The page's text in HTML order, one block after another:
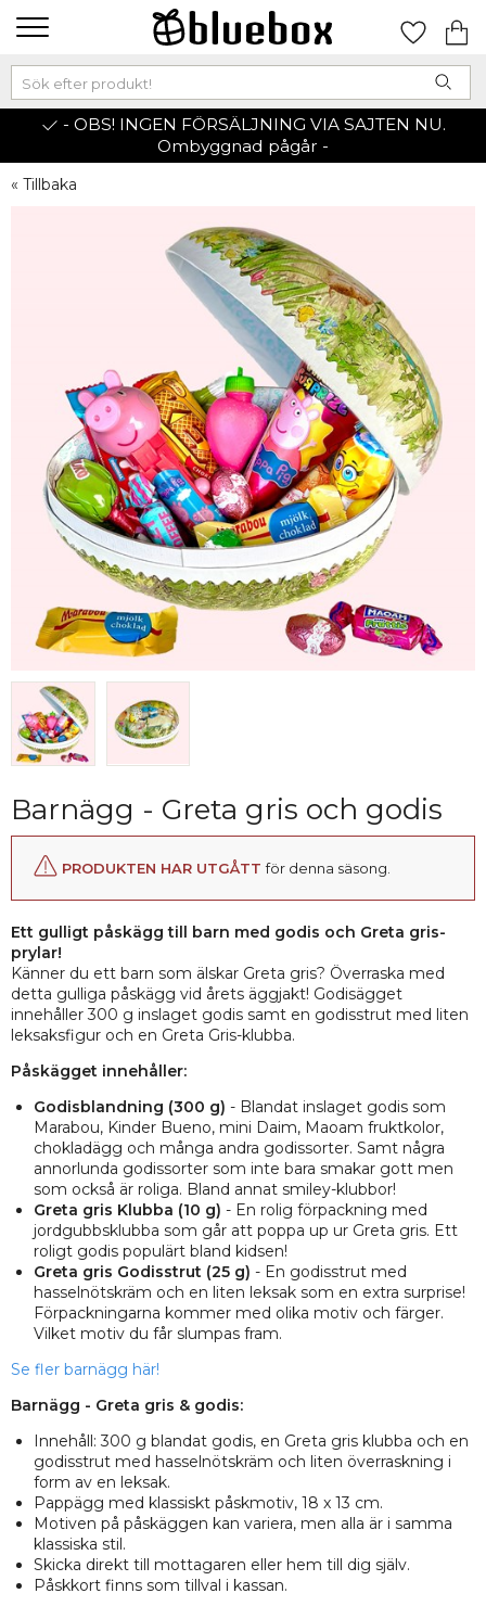
- OBS! INGEN FÖRSÄLJNING VIA SAJTEN NU.
Ombyggnad pågår -
« Tillbaka
Barnägg - Greta gris och godis
PRODUKTEN HAR UTGÅTTför denna säsong.
Ett gulligt påskägg till barn med godis och Greta gris-
prylar!
Känner du ett barn som älskar Greta gris? Överraska med
detta gulliga påskägg vid årets äggjakt! Godisägget
innehåller 300 g inslaget godis samt en godisstrut med liten
leksaksfigur och en Greta Gris-klubba.
Påskägget innehåller:
Godisblandning (300 g) - Blandat inslaget godis som
Marabou, Kinder Bueno, mini Daim, Maoam fruktkolor,
chokladägg och många andra godissorter. Samt några
annorlunda godissorter som inte bara smakar gott men
som också är roliga. Bland annat smiley-klubbor!
Greta gris Klubba (10 g) - En rolig förpackning med
jordgubbsklubba som går att poppa up ur Greta gris. Ett
roligt godis populärt bland kidsen!
Greta gris Godisstrut (25 g) - En godisstrut med
hasselnötskräm och en liten leksak som en extra surprise!
Förpackningarna kommer med olika motiv och färger.
Vilket motiv du får slumpas fram.
Se fler barnägg här!
Barnägg - Greta gris & godis:
Innehåll: 300 g blandat godis, en Greta gris klubba och en
godisstrut med hasselnötskräm och liten överraskning i
form av en leksak.
Pappägg med klassiskt påskmotiv, 18 x 13 cm.
Motiven på påskäggen kan variera, men alla är i samma
klassiska stil.
Skicka direkt till mottagaren eller hem till dig själv.
Påskkort finns som tillval i kassan.